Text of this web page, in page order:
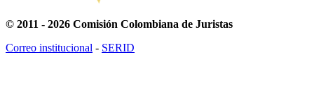
© 2011 - 2026 Comisión Colombiana de Juristas
Correo institucional - SERID